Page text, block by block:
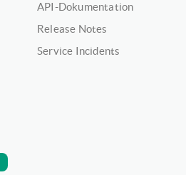
API-Dokumentation
Release Notes
Service Incidents